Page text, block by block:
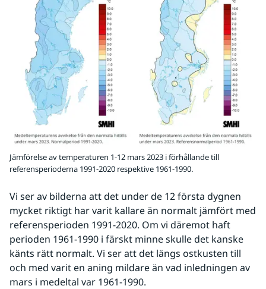
Jämförelse av temperaturen 1-12 mars 2023 i förhållande till
referensperioderna 1991-2020 respektive 1961-1990.
Vi ser av bilderna att det under de 12 första dygnen
mycket riktigt har varit kallare än normalt jämfört med
referensperioden 1991-2020. Om vi däremot haft
perioden 1961-1990 i färskt minne skulle det kanske
känts rätt normalt. Vi ser att det längs ostkusten till
och med varit en aning mildare än vad inledningen av
mars i medeltal var 1961-1990.